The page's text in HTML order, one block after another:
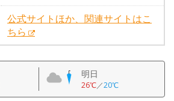
公式サイトほか、関連サイトはこ
ちら
明日
26℃／20℃